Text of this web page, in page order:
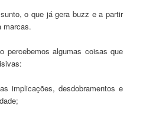
o que já gera buzz e a partir
marcas.
percebemos algumas coisas que
implicações, desdobramentos e